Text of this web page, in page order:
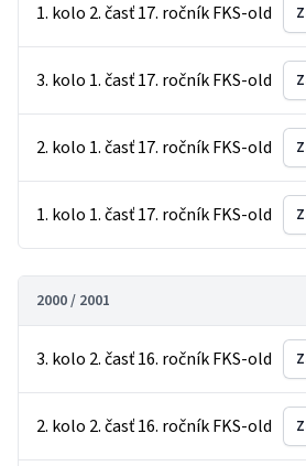
1. kolo 2. časť 17. ročník FKS-old
3. kolo 1. časť 17. ročník FKS-old
2. kolo 1. časť 17. ročník FKS-old
1. kolo 1. časť 17. ročník FKS-old
2000 / 2001
3. kolo 2. časť 16. ročník FKS-old
2. kolo 2. časť 16. ročník FKS-old